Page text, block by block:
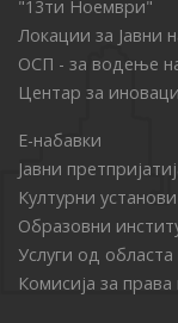
"13ти Ноември"
Локации за Јавни
ОСП - за водење
Центар за
Е-набавки
Јавни
Културни установи
Образовни
Услуги од
Комисија за